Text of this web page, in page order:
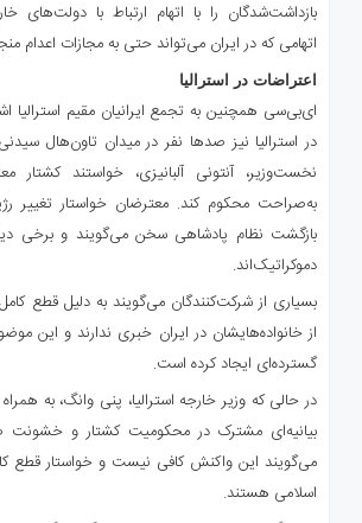
بازداشت‌شدگان را با اتهام ارتباط با دولت‌های
اتهامی که در ایران می‌تواند حتی به مجازات اعدام
اعتراضات در استرالیا
ای‌بی‌سی همچنین به تجمع ایرانیان مقیم استرالیا
در استرالیا نیز صدها نفر در میدان تاون‌هال
نخست‌وزیر، آنتونی آلبانیزی، خواستند کشتار
به‌صراحت محکوم کند. معترضان خواستار تغییر
بازگشت نظام پادشاهی سخن می‌گویند و برخی
دموکراتیک‌اند.
بسیاری از شرکت‌کنندگان می‌گویند به دلیل قطع
از خانواده‌هایشان در ایران خبری ندارند و این
گسترده‌ای ایجاد کرده است.
در حالی که وزیر خارجه استرالیا، پنی وانگ، به همراه
بیانیه‌ای مشترک در محکومیت کشتار و خشونت
می‌گویند این واکنش کافی نیست و خواستار قطع
اسلامی هستند.